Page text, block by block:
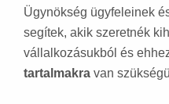
Ügynökség ügyfeleinek
segítek, akik szeretnék
vállalkozásukból és
tartalmakra van